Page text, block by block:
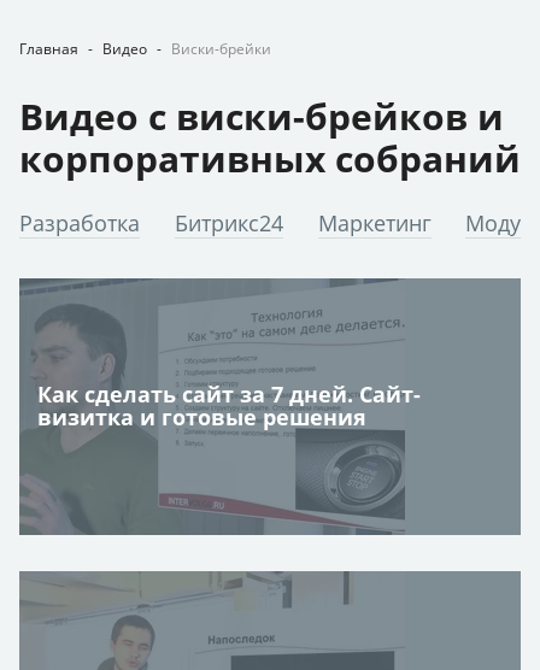
Главная - Видео - Виски-брейки
Видео с виски-брейков и
корпоративных собраний
Разработка Битрикс24 Маркетинг
Как сделать сайт за 7 дней. Сайт-
визитка и готовые решения